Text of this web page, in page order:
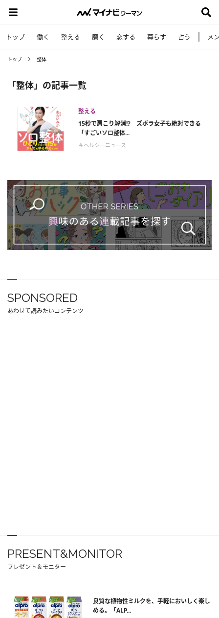
トップ 働く 整える 磨く 恋する 暮らす 占う メ
トップ 整体
「整体」の記事一覧
整える
15秒で肩こり解消!? ズボラ女子も絶対できる
「すごいソロ整体...
＃ヘルシーニュース
SPONSORED
あわせて読みたいコンテンツ
PRESENT&MONITOR
プレゼント＆モニター
良質な植物性ミルクを、手軽においしく楽し
める。「ALP...